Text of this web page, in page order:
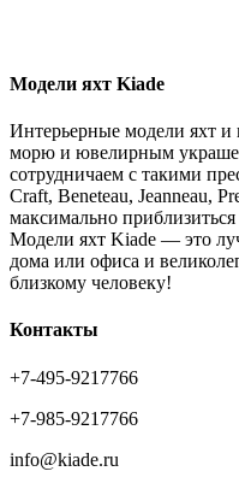
Модели яхт Kiade
Интерьерные модели яхт и
морю и ювелирным
сотрудничаем с такими
Craft, Beneteau, Jeanneau,
максимально
Модели яхт Kiade — это
дома или офиса и
близкому человеку!
Контакты
+7-495-9217766
+7-985-9217766
info@kiade.ru